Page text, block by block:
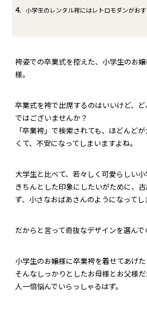
4 小学生のレンタル袴にはレトロモダンがお
袴姿での卒業式を控えた、小学生のお
様。
卒業式を袴で出席するのはいいけど、
ではございませんか？
「卒業袴」で検索されても、ほどんど
くて、不安になってしまいますよね。
大学生と比べて、若々しく可愛らしい小
きちんとした印象にしたいがために、
ず、小さなおばあさんのようになってし
だからと言って奇抜なデザインを選んで
小学生のお嬢様に卒業袴を着せてあげた
そんなしっかりとしたお母様とお父様
人一倍悩んでいらっしゃるはず。